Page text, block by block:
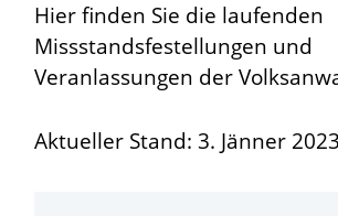
Hier finden Sie die laufenden
Missstandsfestellungen und
Veranlassungen der
Aktueller Stand: 3. Jänner 2023